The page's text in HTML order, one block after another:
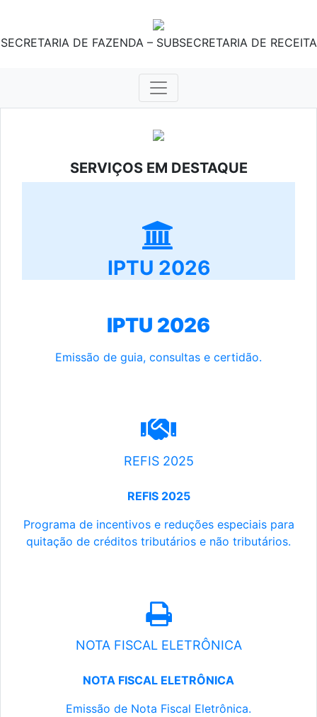
SECRETARIA DE FAZENDA – SUBSECRETARIA DE RECEITA
SERVIÇOS EM DESTAQUE
IPTU 2026
IPTU 2026
Emissão de guia, consultas e certidão.
REFIS 2025
REFIS 2025
Programa de incentivos e reduções especiais para
quitação de créditos tributários e não tributários.
NOTA FISCAL ELETRÔNICA
NOTA FISCAL ELETRÔNICA
Emissão de Nota Fiscal Eletrônica.